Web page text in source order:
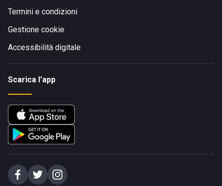
Termini e condizioni
Gestione cookie
Accessibilità digitale
Scarica l'app